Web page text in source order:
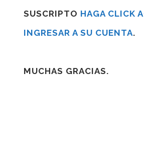
SUSCRIPTO HAGA CLICK
INGRESAR A SU CUENTA.
MUCHAS GRACIAS.